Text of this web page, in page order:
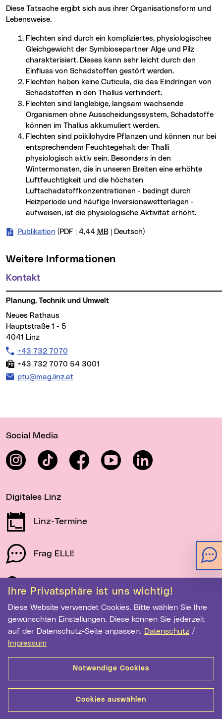
Ihre Privatsphäre ist uns wichtig!
Diese Website verwendet Cookies. Bitte wählen Sie Ihre
gewünschten Einstellungen. Diese können Sie jederzeit
auf der Datenschutz-Seite anpassen. Datenschutz /
Impressum
Notwendige Cookies
Cookies auswählen
Diese Tatsache ergibt sich aus ihrer Organisationsform und
Lebensweise.
Flechten sind durch ein kompliziertes, physiologisches
Gleichgewicht der Symbiosepartner Alge und Pilz
charakterisiert. Dieses kann sehr leicht durch den
Einfluss von Schadstoffen gestört werden.
Flechten haben keine Cuticula, die das Eindringen von
Schadstoffen in den Thallus verhindert.
Flechten sind langlebige, langsam wachsende
Organismen ohne Ausscheidungssystem, Schadstoffe
können im Thallus akkumuliert werden.
Flechten sind poikilohydre Pflanzen und können nur bei
entsprechendem Feuchtegehalt der Thalli
physiologisch aktiv sein. Besonders in den
Wintermonaten, die in unseren Breiten eine erhöhte
Luftfeuchtigkeit und die höchsten
Luftschadstoffkonzentrationen - bedingt durch
Heizperiode und häufige Inversionswetterlagen -
aufweisen, ist die physiologische Aktivität erhöht.
Publikation (PDF | 4,44 MB| Deutsch)
Weitere Informationen
Kontakt
Planung, Technik und Umwelt
Neues Rathaus
Hauptstraße 1 - 5
4041 Linz
Telefon:
+43 732 7070
Fax:
+43 732 7070 54 3001
E-Mail Adresse:
ptu@mag.linz.at
Social Media
InstagramTikTok FacebookYouTube LinkedIn
Digitales Linz
Linz-Termine
Frag ELLI!
Schau auf Linz
Newsletter-Anmeldung
E-Mail-Adresse eingeben
Anmelden